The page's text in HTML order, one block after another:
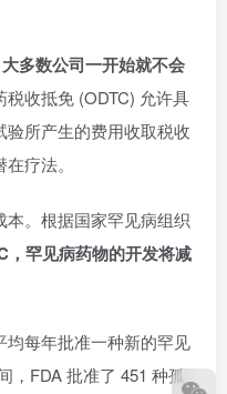
多数公司一开始就不会
税收抵免 (ODTC) 允许具
所产生的费用收取税收
疗法。
。根据国家罕见病组织
，罕见病药物的开发将减
每年批准一种新的罕见
，FDA 批准了 451 种孤